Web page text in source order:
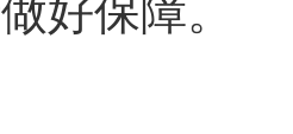
好保障。